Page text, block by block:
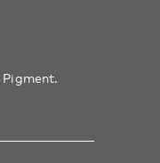
Pigment.